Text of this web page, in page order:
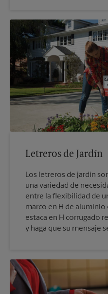
Letreros de Jardín
Los letreros de jardín
una variedad de
entre la flexibilidad de
marco en H de
estaca en H corrugado
y haga que su mensaje